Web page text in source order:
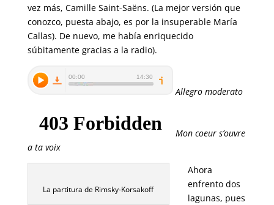
vez más, Camille Saint-Saëns. (La mejor versión que
conozco, puesta abajo, es por la insuperable María
Callas). De nuevo, me había enriquecido
súbitamente gracias a la radio).
Allegro moderato
Mon coeur s’ouvre
a ta voix
La partitura de Rimsky-Korsakoff
Ahora
enfrento dos
lagunas, pues